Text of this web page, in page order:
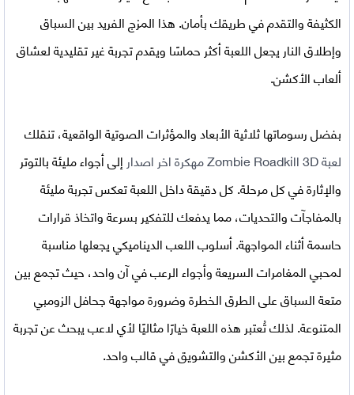
الكثيفة والتقدم في طريقك بأمان. هذا المزج الفريد بين السباق
وإطلاق النار يجعل اللعبة أكثر حماسًا ويقدم تجربة غير تقليدية لعشاق
ألعاب الأكشن.
بفضل رسوماتها ثلاثية الأبعاد والمؤثرات الصوتية الواقعية، تنقلك
لعبة Zombie Roadkill 3D مهكرة اخر اصدار
إلى أجواء مليئة بالتوتر
والإثارة في كل مرحلة. كل دقيقة داخل اللعبة تعكس تجربة مليئة
بالمفاجآت والتحديات، مما يدفعك للتفكير بسرعة واتخاذ قرارات
حاسمة أثناء المواجهة. أسلوب اللعب الديناميكي يجعلها مناسبة
لمحبي المغامرات السريعة وأجواء الرعب في آن واحد، حيث تجمع بين
متعة السباق على الطرق الخطرة وضرورة مواجهة جحافل الزومبي
المتنوعة. لذلك تُعتبر هذه اللعبة خيارًا مثاليًا لأي لاعب يبحث عن تجربة
مثيرة تجمع بين الأكشن والتشويق في قالب واحد.